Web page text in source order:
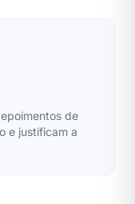
de
e justificam a